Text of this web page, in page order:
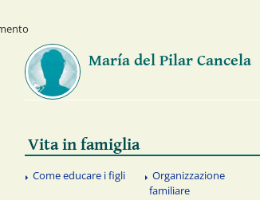
María del Pilar Cancela
Vita in famiglia
Come educare i figli
Organizzazione
familiare